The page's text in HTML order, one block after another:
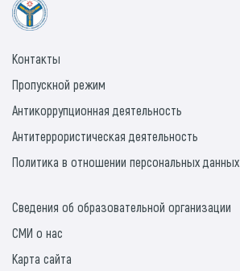
Контакты
Пропускной режим
Антикоррупционная деятельность
Антитеррористическая деятельность
Политика в отношении персональных данных
Сведения об образовательной организации
СМИ о нас
Карта сайта